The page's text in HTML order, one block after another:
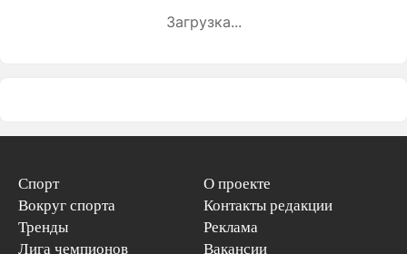
Загрузка...
Спорт
Вокруг спорта
Тренды
Лига чемпионов
О проекте
Контакты редакции
Реклама
Вакансии